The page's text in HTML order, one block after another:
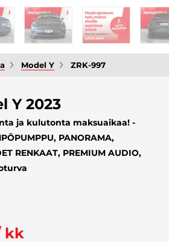
Model Y ZRK-997
Y 2023
ja kulutonta maksuaikaa! -
PANORAMA,
RENKAAT, PREMIUM AUDIO,
kk